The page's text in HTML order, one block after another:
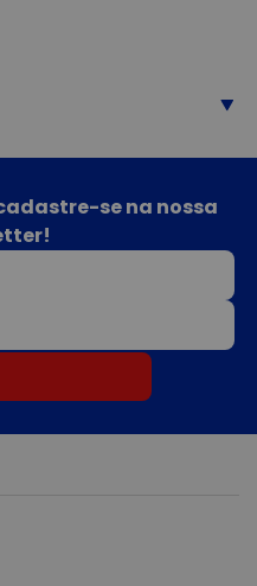
se na nossa